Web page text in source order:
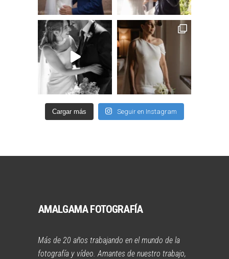
Cargar más Seguir en Instagram
AMALGAMA FOTOGRAFÍA
Más de 20 años trabajando en el mundo de la
fotografía y vídeo. Amantes de nuestro trabajo,